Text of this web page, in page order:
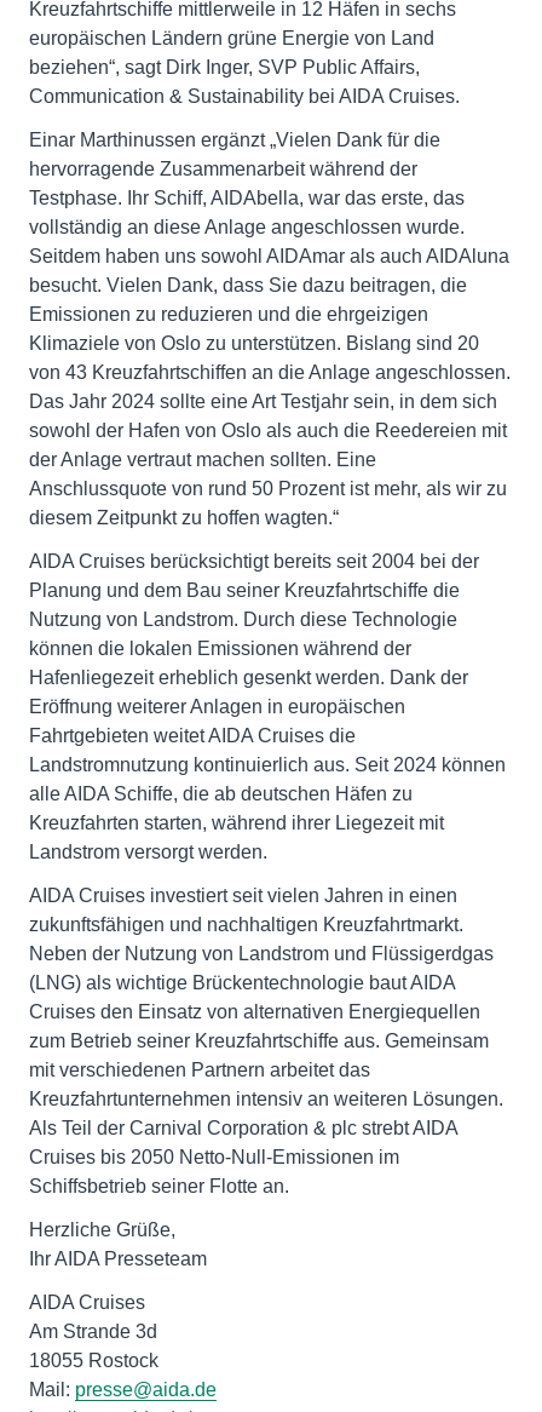
Kreuzfahrtschiffe mittlerweile in 12 Häfen in sechs
europäischen Ländern grüne Energie von Land
beziehen“, sagt Dirk Inger, SVP Public Affairs,
Communication & Sustainability bei AIDA Cruises.
Einar Marthinussen ergänzt „Vielen Dank für die
hervorragende Zusammenarbeit während der
Testphase. Ihr Schiff, AIDAbella, war das erste, das
vollständig an diese Anlage angeschlossen wurde.
Seitdem haben uns sowohl AIDAmar als auch AIDAluna
besucht. Vielen Dank, dass Sie dazu beitragen, die
Emissionen zu reduzieren und die ehrgeizigen
Klimaziele von Oslo zu unterstützen. Bislang sind 20
von 43 Kreuzfahrtschiffen an die Anlage angeschlossen.
Das Jahr 2024 sollte eine Art Testjahr sein, in dem sich
sowohl der Hafen von Oslo als auch die Reedereien mit
der Anlage vertraut machen sollten. Eine
Anschlussquote von rund 50 Prozent ist mehr, als wir zu
diesem Zeitpunkt zu hoffen wagten.“
AIDA Cruises berücksichtigt bereits seit 2004 bei der
Planung und dem Bau seiner Kreuzfahrtschiffe die
Nutzung von Landstrom. Durch diese Technologie
können die lokalen Emissionen während der
Hafenliegezeit erheblich gesenkt werden. Dank der
Eröffnung weiterer Anlagen in europäischen
Fahrtgebieten weitet AIDA Cruises die
Landstromnutzung kontinuierlich aus. Seit 2024 können
alle AIDA Schiffe, die ab deutschen Häfen zu
Kreuzfahrten starten, während ihrer Liegezeit mit
Landstrom versorgt werden.
AIDA Cruises investiert seit vielen Jahren in einen
zukunftsfähigen und nachhaltigen Kreuzfahrtmarkt.
Neben der Nutzung von Landstrom und Flüssigerdgas
(LNG) als wichtige Brückentechnologie baut AIDA
Cruises den Einsatz von alternativen Energiequellen
zum Betrieb seiner Kreuzfahrtschiffe aus. Gemeinsam
mit verschiedenen Partnern arbeitet das
Kreuzfahrtunternehmen intensiv an weiteren Lösungen.
Als Teil der Carnival Corporation & plc strebt AIDA
Cruises bis 2050 Netto-Null-Emissionen im
Schiffsbetrieb seiner Flotte an.
Herzliche Grüße,
Ihr AIDA Presseteam
AIDA Cruises
Am Strande 3d
18055 Rostock
Mail: presse@aida.de